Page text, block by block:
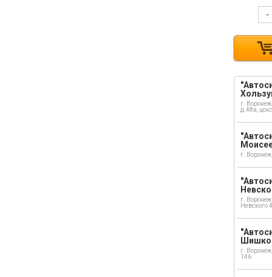
-
г.
д.48а,
г.
г.
Невского
г.
146